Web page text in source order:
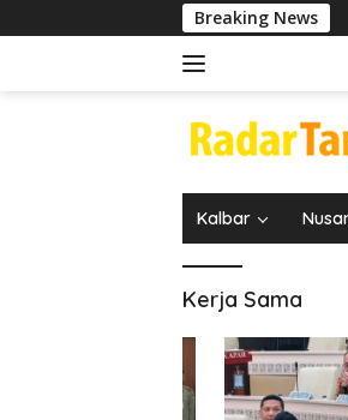
ke
Breaking News
Kalbar
Kerja Sama